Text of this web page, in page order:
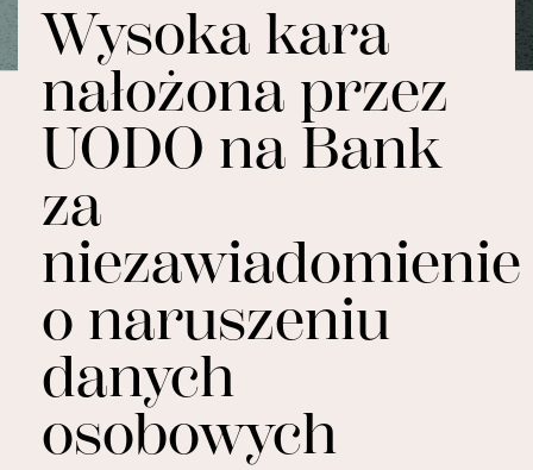
Wysoka kara
nałożona przez
UODO na Bank
za
niezawiadomienie
o naruszeniu
danych
osobowych